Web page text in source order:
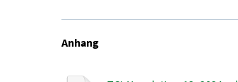
Anhang